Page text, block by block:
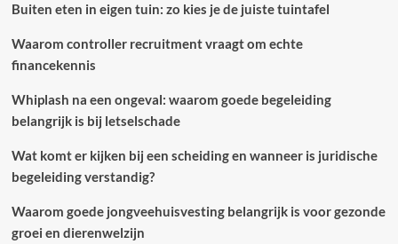
Buiten eten in eigen tuin: zo kies je de juiste tuintafel
Waarom controller recruitment vraagt om echte
financekennis
Whiplash na een ongeval: waarom goede begeleiding
belangrijk is bij letselschade
Wat komt er kijken bij een scheiding en wanneer is juridische
begeleiding verstandig?
Waarom goede jongveehuisvesting belangrijk is voor gezonde
groei en dierenwelzijn